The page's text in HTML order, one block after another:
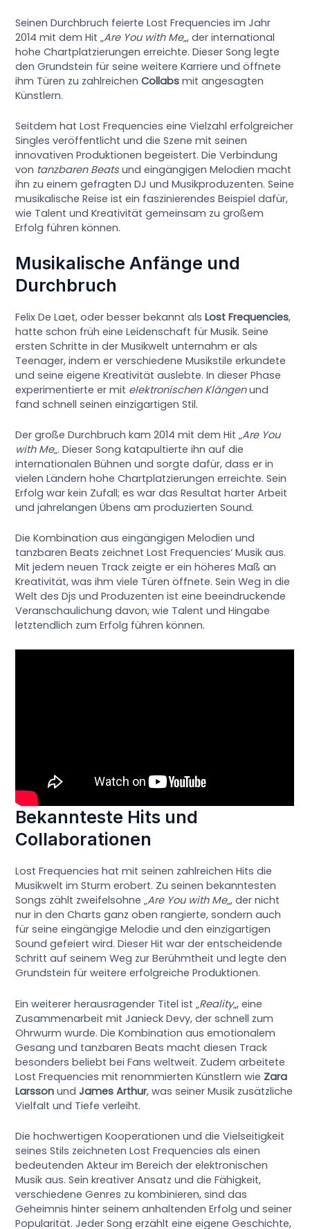
Seinen Durchbruch feierte Lost Frequencies im Jahr
2014 mit dem Hit „Are You with Me„, der international
hohe Chartplatzierungen erreichte. Dieser Song legte
den Grundstein für seine weitere Karriere und öffnete
ihm Türen zu zahlreichenCollabs mit angesagten
Künstlern.
Seitdem hat Lost Frequencies eine Vielzahl erfolgreicher
Singles veröffentlicht und die Szene mit seinen
innovativen Produktionen begeistert. Die Verbindung
von tanzbaren Beatsund eingängigen Melodien macht
ihn zu einem gefragten DJ und Musikproduzenten. Seine
musikalische Reise ist ein faszinierendes Beispiel dafür,
wie Talent und Kreativität gemeinsam zu großem
Erfolg führen können.
Musikalische Anfänge und
Durchbruch
Felix De Laet, oder besser bekannt alsLost Frequencies,
hatte schon früh eine Leidenschaft für Musik. Seine
ersten Schritte in der Musikwelt unternahm er als
Teenager, indem er verschiedene Musikstile erkundete
und seine eigene Kreativität auslebte. In dieser Phase
experimentierte er mit elektronischen Klängenund
fand schnell seinen einzigartigen Stil.
Der große Durchbruch kam 2014 mit dem Hit „Are You
with Me„. Dieser Song katapultierte ihn auf die
internationalen Bühnen und sorgte dafür, dass er in
vielen Ländern hohe Chartplatzierungen erreichte. Sein
Erfolg war kein Zufall; es war das Resultat harter Arbeit
und jahrelangen Übens am produzierten Sound.
Die Kombination aus eingängigen Melodien und
tanzbaren Beats zeichnet Lost Frequencies‘ Musik aus.
Mit jedem neuen Track zeigte er ein höheres Maß an
Kreativität, was ihm viele Türen öffnete. Sein Weg in die
Welt des Djs und Produzenten ist eine beeindruckende
Veranschaulichung davon, wie Talent und Hingabe
letztendlich zum Erfolg führen können.
Bekannteste Hits und
Collaborationen
Lost Frequencies hat mit seinen zahlreichen Hits die
Musikwelt im Sturm erobert. Zu seinen bekanntesten
Songs zählt zweifelsohne „Are You with Me„, der nicht
nur in den Charts ganz oben rangierte, sondern auch
für seine eingängige Melodie und den einzigartigen
Sound gefeiert wird. Dieser Hit war der entscheidende
Schritt auf seinem Weg zur Berühmtheit und legte den
Grundstein für weitere erfolgreiche Produktionen.
Ein weiterer herausragender Titel ist „Reality„, eine
Zusammenarbeit mit Janieck Devy, der schnell zum
Ohrwurm wurde. Die Kombination aus emotionalem
Gesang und tanzbaren Beats macht diesen Track
besonders beliebt bei Fans weltweit. Zudem arbeitete
Lost Frequencies mit renommierten Künstlern wie Zara
Larsson undJames Arthur, was seiner Musik zusätzliche
Vielfalt und Tiefe verleiht.
Die hochwertigen Kooperationen und die Vielseitigkeit
seines Stils zeichneten Lost Frequencies als einen
bedeutenden Akteur im Bereich der elektronischen
Musik aus. Sein kreativer Ansatz und die Fähigkeit,
verschiedene Genres zu kombinieren, sind das
Geheimnis hinter seinem anhaltenden Erfolg und seiner
Popularität. Jeder Song erzählt eine eigene Geschichte,